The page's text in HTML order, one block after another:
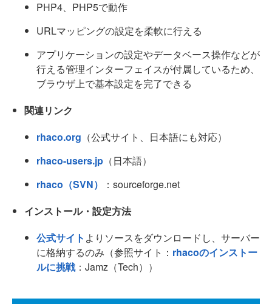
PHP4、PHP5で動作
URLマッピングの設定を柔軟に行える
アプリケーションの設定やデータベース操作などが
行える管理インターフェイスが付属しているため、
ブラウザ上で基本設定を完了できる
関連リンク
rhaco.org （公式サイト、日本語にも対応）
rhaco-users.jp （日本語）
rhaco（SVN）
：sourceforge.net
インストール・設定方法
公式サイト よりソースをダウンロードし、サーバー
に格納するのみ（参照サイト： rhacoのインストー
ルに挑戦：Jamz（Tech））